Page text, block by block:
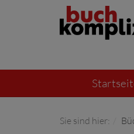
Sie sind hier: